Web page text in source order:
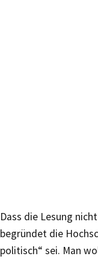
Dass die Lesung
begründet die
politisch“ sei. Man